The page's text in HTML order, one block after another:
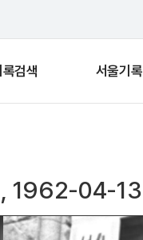
검색 서울기록
, 1962-04-13